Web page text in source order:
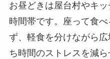
お昼どきは屋台村やキ
時間帯です。座って食
ず、軽食を分けながら
ち時間のストレスを減